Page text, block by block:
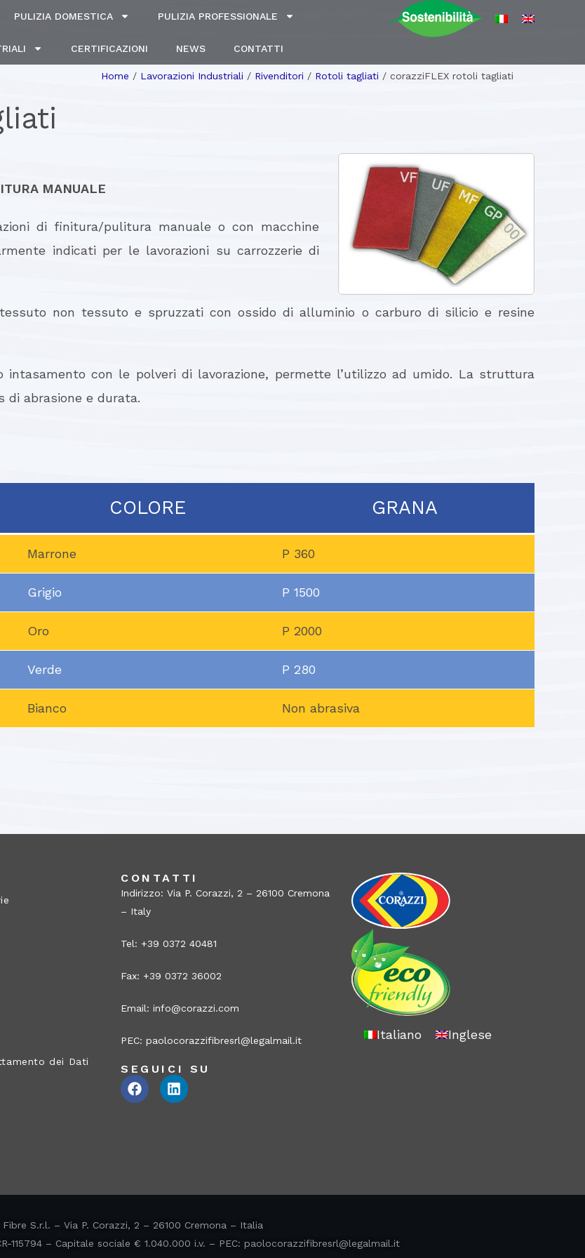
PULIZIA DOMESTICA PULIZIA PROFESSIONALE
CERTIFICAZIONI NEWS CONTATTI
Home / Lavorazioni Industriali / Rivenditori / Rotoli tagliati / corazziFLEX rotoli tagliati
MANUALE
di finitura/pulitura manuale o con macchine
indicati per le lavorazioni su carrozzerie di
non tessuto e spruzzati con ossido di alluminio o carburo di silicio e resine
con le polveri di lavorazione, permette l’utilizzo ad umido. La struttura
di abrasione e durata.
COLORE GRANA
Marrone P 360
Grigio P 1500
Oro P 2000
Verde P 280
Bianco Non abrasiva
dei Dati
CONTATTI
Indirizzo: Via P. Corazzi, 2 – 26100 Cremona
– Italy
Tel: +39 0372 40481
Fax: +39 0372 36002
Email: info@corazzi.com
PEC: paolocorazzifibresrl@legalmail.it
SEGUICI SU
Italiano Inglese
Fibre S.r.l. – Via P. Corazzi, 2 – 26100 Cremona – Italia
115794 – Capitale sociale € 1.040.000 i.v. – PEC: paolocorazzifibresrl@legalmail.it